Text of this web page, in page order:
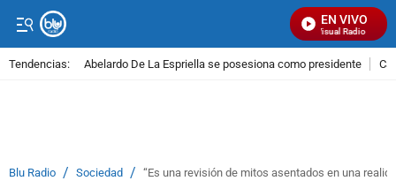
EN VIVO
Señal Visual Radio
Tendencias: Abelardo De La Espriella se posesiona como presidente
Blu Radio / Sociedad / “Es una revisión de mitos asentados en una